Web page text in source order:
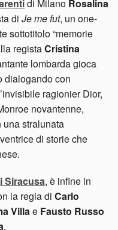
di Milano Rosalina
di Je me fut, un one-
sottotitolo “memorie
registaCristina
lombarda gioca
dialogando con
ragionier Dior,
novantenne,
una stralunata
di storie che
Siracusa, è infine in
la regia di Carlo
Villae Fausto Russo
.